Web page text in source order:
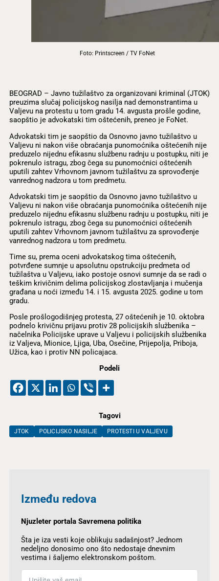
Foto: Printscreen / TV FoNet
BEOGRAD – Javno tužilaštvo za organizovani kriminal (JTOK)
preuzima slučaj policijskog nasilja nad demonstrantima u
Valjevu na protestu u tom gradu 14. avgusta prošle godine,
saopštio je advokatski tim oštećenih, preneo je FoNet.
Advokatski tim je saopštio da Osnovno javno tužilaštvo u
Valjevu ni nakon više obraćanja punomoćnika oštećenih nije
preduzelo nijednu efikasnu službenu radnju u postupku, niti je
pokrenulo istragu, zbog čega su punomoćnici oštećenih
uputili zahtev Vrhovnom javnom tužilaštvu za sprovođenje
vanrednog nadzora u tom predmetu.
Advokatski tim je saopštio da Osnovno javno tužilaštvo u
Valjevu ni nakon više obraćanja punomoćnika oštećenih nije
preduzelo nijednu efikasnu službenu radnju u postupku, niti je
pokrenulo istragu, zbog čega su punomoćnici oštećenih
uputili zahtev Vrhovnom javnom tužilaštvu za sprovođenje
vanrednog nadzora u tom predmetu.
Time su, prema oceni advokatskog tima oštećenih,
potvrđene sumnje u apsolutnu opstrukciju predmeta od
tužilaštva u Valjevu, iako postoje osnovi sumnje da se radi o
teškim krivičnim delima policijskog zlostavljanja i mučenja
građana u noći između 14. i 15. avgusta 2025. godine u tom
gradu.
Posle prošlogodišnjeg protesta, 27 oštećenih je 10. oktobra
podnelo krivičnu prijavu protiv 28 policijskih službenika –
načelnika Policijske uprave u Valjevu i policijskih službenika
iz Valjeva, Mionice, Ljiga, Uba, Osečine, Prijepolja, Priboja,
Užica, kao i protiv NN policajaca.
Podeli
Tagovi
JTOK POLICIJSKO NASILJE PROTESTI U VALJEVU
Između redova
Njuzleter portala Savremena politika
Šta je iza vesti koje oblikuju sadašnjost? Jednom
nedeljno donosimo ono što nedostaje dnevnim
vestima i šaljemo elektronskom poštom.